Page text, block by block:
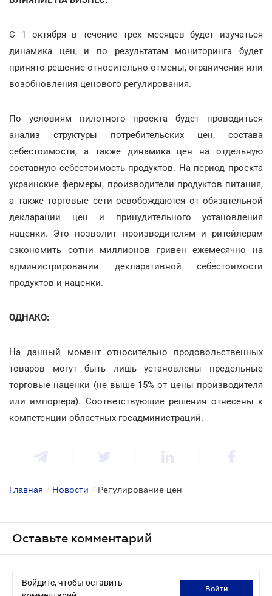
С 1 октября в течение трех месяцев будет изучаться
динамика цен, и по результатам мониторинга будет
принято решение относительно отмены, ограничения или
возобновления ценового регулирования.
По условиям пилотного проекта будет проводиться
анализ структуры потребительских цен, состава
себестоимости, а также динамика цен на отдельную
составную себестоимость продуктов. На период проекта
украинские фермеры, производители продуктов питания,
а также торговые сети освобождаются от обязательной
декларации цен и принудительного установления
наценки. Это позволит производителям и ритейлерам
сэкономить сотни миллионов гривен ежемесячно на
администрировании декларативной себестоимости
продуктов и наценки.
ОДНАКО:
На данный момент относительно продовольственных
товаров могут быть лишь установлены предельные
торговые наценки (не выше 15% от цены производителя
или импортера). Соответствующие решения отнесены к
компетенции областных госадминистраций.
Главная / Новости / Регулирование цен
Оставьте комментарий
Войдите, чтобы оставить
войти